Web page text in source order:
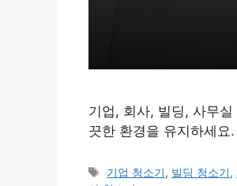
기업, 회사, 빌딩, 사무
끗한 환경을 유지하세요.
태
기업 청소기, 빌딩 청소기,